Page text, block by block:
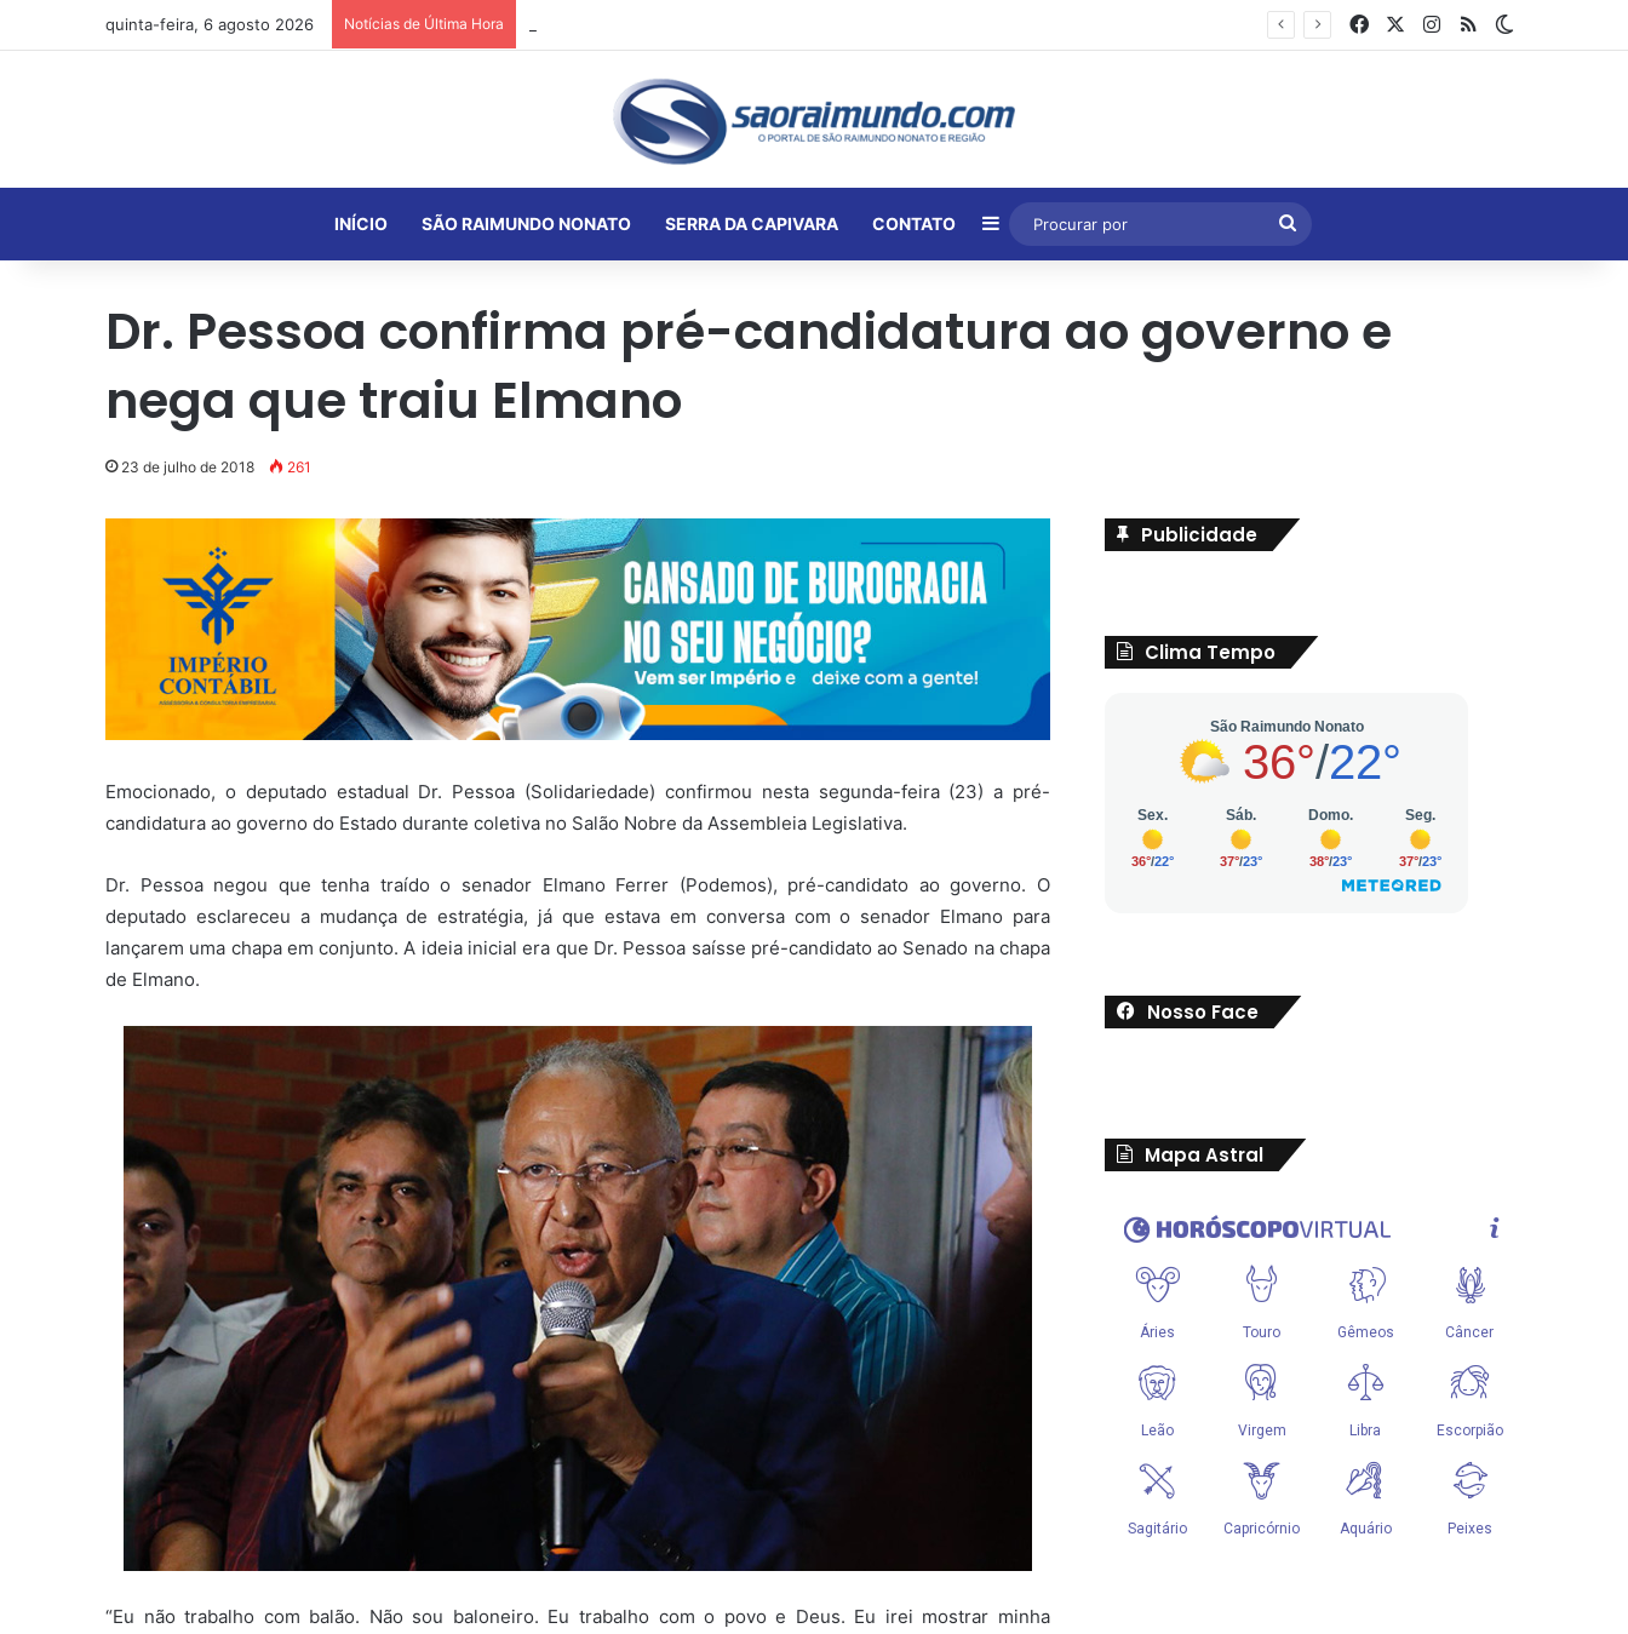
quinta-feira, 6 agosto 2026 Notícias de Última Hora FacebookInstagram
RSS
INÍCIO SÃO RAIMUNDO NONATO SERRA DA CAPIVARA CONTATO Barra Lateral
Procurar
por
Dr. Pessoa confirma pré-candidatura ao governo e
nega que traiu Elmano
23 de julho de 2018 261
Emocionado, o deputado estadual Dr. Pessoa (Solidariedade) confirmou nesta segunda-feira (23) a pré-
candidatura ao governo do Estado durante coletiva no Salão Nobre da Assembleia Legislativa.
Dr. Pessoa negou que tenha traído o senador Elmano Ferrer (Podemos), pré-candidato ao governo. O
deputado esclareceu a mudança de estratégia, já que estava em conversa com o senador Elmano para
lançarem uma chapa em conjunto. A ideia inicial era que Dr. Pessoa saísse pré-candidato ao Senado na chapa
de Elmano.
“Eu não trabalho com balão. Não sou baloneiro. Eu trabalho com o povo e Deus. Eu irei mostrar minha
Publicidade
Clima Tempo
Nosso Face
Mapa Astral